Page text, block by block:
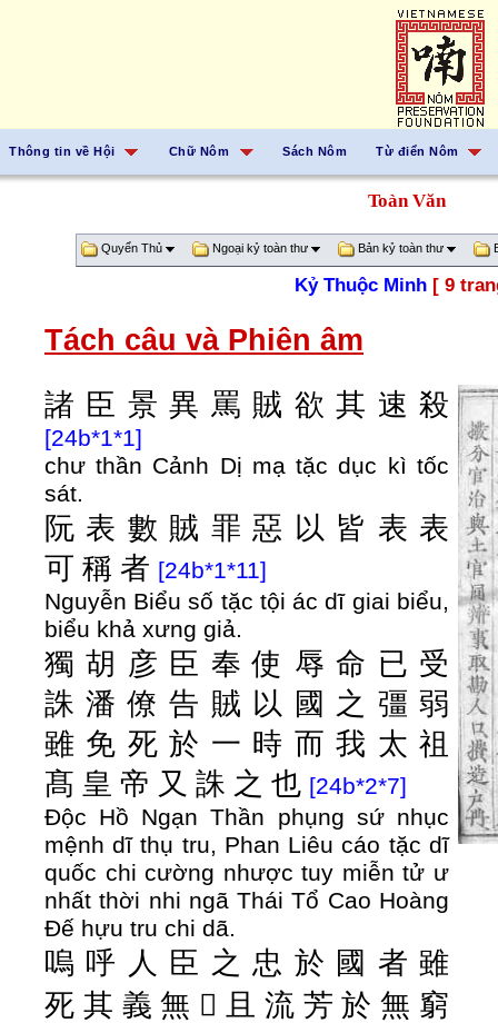
Thông tin về Hội Chữ Nôm Sách Nôm Từ điển Nôm
Toàn Văn
Quyển Thủ Ngoại kỷ toàn thư Bản kỷ toàn thư
Kỷ Thuộc Minh [ 9
Tách câu và Phiên âm
諸 臣 景異 罵 賊 欲其 速殺
[24b*1*1]
chư thần Cảnh Dị mạ tặc dục kì tốc
sát.
阮 表 數 賊 罪 惡 以 皆 表 表
可 稱 者 [24b*1*11]
Nguyễn Biểu số tặc tội ác dĩ giai biểu,
biểu khả xưng giả.
獨胡 彦 臣 奉使 辱命 已 受
誅潘僚告 賊 以 國 之 彊弱
雖 免 死於 一 時 而我 太祖
髙 皇 帝 又 誅 之 也 [24b*2*7]
Độc Hồ Ngạn Thần phụng sứ nhục
mệnh dĩ thụ tru, Phan Liêu cáo tặc dĩ
quốc chi cường nhược tuy miễn tử ư
nhất thời nhi ngã Thái Tổ Cao Hoàng
Đế hựu tru chi dã.
嗚 呼 人 臣 之 忠 於 國 者 雖
死 其 義無 𠧨 且 流 芳於無 窮